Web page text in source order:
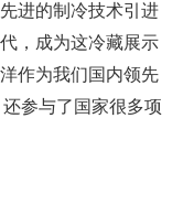
进的制冷技术引进
，成为这冷藏展示
作为我们国内领先
参与了国家很多项